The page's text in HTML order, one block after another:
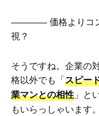
―――― 価格よりコン
視？
そうですね。企業の
格以外でも「スピー
業マンとの相性」と
もいらっしゃいます。